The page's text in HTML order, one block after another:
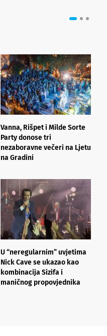
Vanna, Rišpet i Milde Sorte
Party donose tri
nezaboravne večeri na Ljetu
na Gradini
U “neregularnim” uvjetima
Nick Cave se ukazao kao
kombinacija Sizifa i
maničnog propovjednika